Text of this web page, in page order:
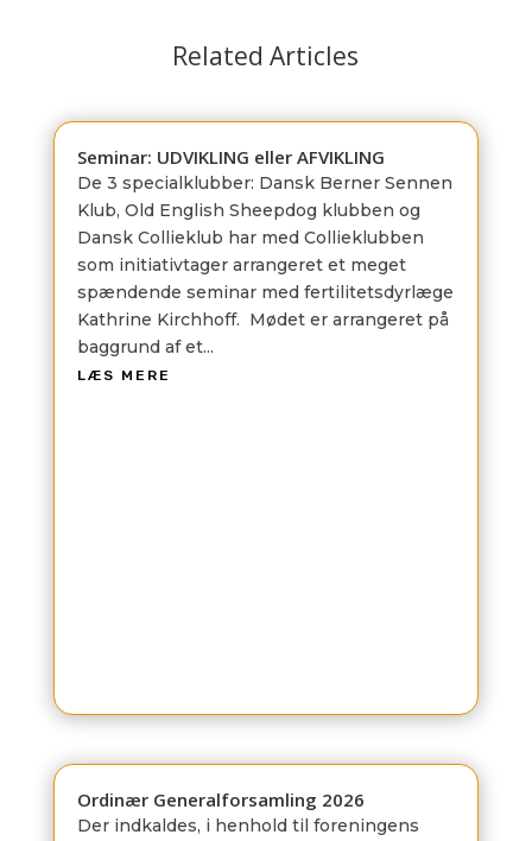
Related Articles
Seminar: UDVIKLING eller AFVIKLING
De 3 specialklubber: Dansk Berner Sennen
Klub, Old English Sheepdog klubben og
Dansk Collieklub har med Collieklubben
som initiativtager arrangeret et meget
spændende seminar med fertilitetsdyrlæge
Kathrine Kirchhoff. ​ Mødet er arrangeret på
baggrund af et...
LÆS MERE
Ordinær Generalforsamling 2026
Der indkaldes, i henhold til foreningens